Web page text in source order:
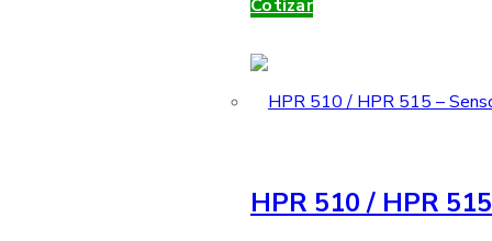
Cotizar
HPR 510 / HPR